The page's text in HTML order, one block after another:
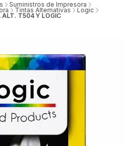
Suministros de Impresora
Tintas Alternativas Logic
ALT. T504 Y LOGIC